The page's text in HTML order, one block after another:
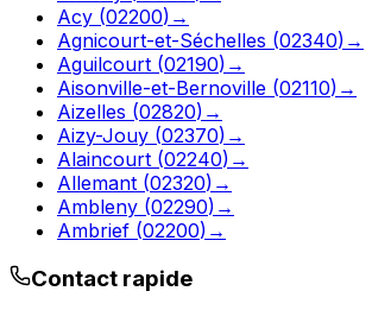
Acy (02200) →
Agnicourt-et-Séchelles (02340) →
Aguilcourt (02190) →
Aisonville-et-Bernoville (02110) →
Aizelles (02820) →
Aizy-Jouy (02370) →
Alaincourt (02240) →
Allemant (02320) →
Ambleny (02290) →
Ambrief (02200) →
Contact rapide